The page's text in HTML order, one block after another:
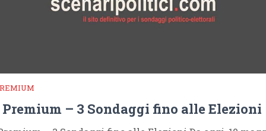
Premium – 3 Sondaggi fino alle Elezioni